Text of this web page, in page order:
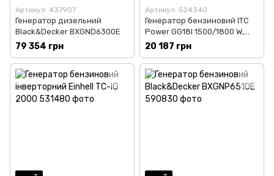
Артикул: 437907
Генератор дизельний
Black&Decker BXGND6300E
79 354 грн
Артикул: 524340
Генератор бензиновий ITC
Power GG18I 1500/1800 W,
230V, 50Hz
20 187 грн